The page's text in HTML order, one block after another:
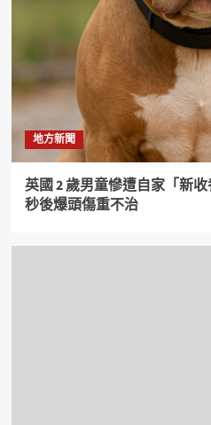
地方新聞
英國 2 歲男童慘遭自家「新
秒後爆頭傷重不治